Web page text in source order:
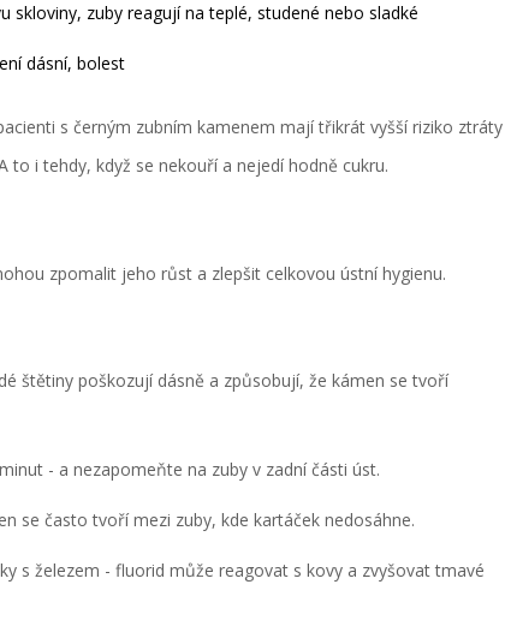
zuby reagují na teplé, studené nebo sladké
dásní, bolest
s černým zubním kamenem mají třikrát vyšší riziko ztráty
i tehdy, když se nekouří a nejedí hodně cukru.
zpomalit jeho růst a zlepšit celkovou ústní hygienu.
štětiny poškozují dásně a způsobují, že kámen se tvoří
- a nezapomeňte na zuby v zadní části úst.
se často tvoří mezi zuby, kde kartáček nedosáhne.
s železem - fluorid může reagovat s kovy a zvyšovat tmavé